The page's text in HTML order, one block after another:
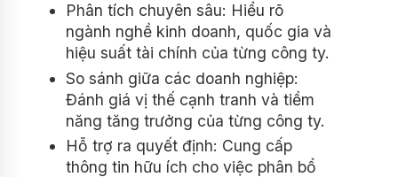
Phân tích chuyên sâu: Hiểu rõ
ngành nghề kinh doanh, quốc gia và
hiệu suất tài chính của từng công ty.
So sánh giữa các doanh nghiệp:
Đánh giá vị thế cạnh tranh và tiềm
năng tăng trưởng của từng công ty.
Hỗ trợ ra quyết định: Cung cấp
thông tin hữu ích cho việc phân bổ